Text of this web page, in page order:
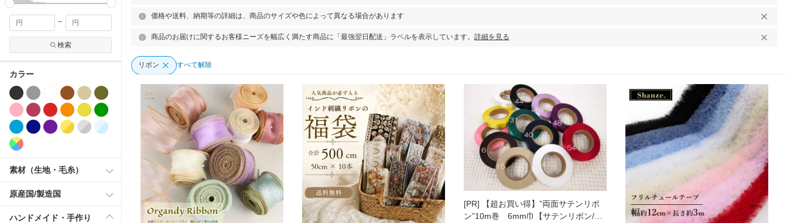
~
検索
カラー
素材（生地・毛糸）
原産国/製造国
ハンドメイド・手作り
価格や送料、納期等の詳細は、商品のサイズや色によって異なる場合があります
商品のお届けに関するお客様ニーズを幅広く満たす商品に「最強翌日配送」ラベルを表示しています。 詳細を見る
リボン すべて解除
[PR]
【超お買い得】”両面サテンリボ
ン”10m巻 6mm巾【サテンリボン/ラ